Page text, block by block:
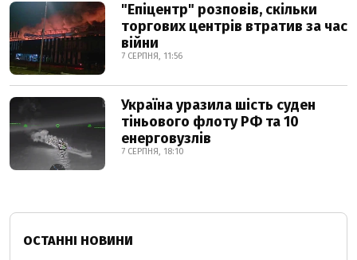
"Епіцентр" розповів, скільки
торгових центрів втратив за час
війни
7 СЕРПНЯ, 11:56
Україна уразила шість суден
тіньового флоту РФ та 10
енерговузлів
7 СЕРПНЯ, 18:10
ОСТАННІ НОВИНИ